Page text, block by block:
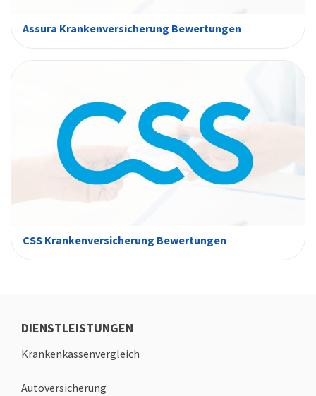
Assura Krankenversicherung Bewertungen
CSS Krankenversicherung Bewertungen
DIENSTLEISTUNGEN
Krankenkassenvergleich
Autoversicherung